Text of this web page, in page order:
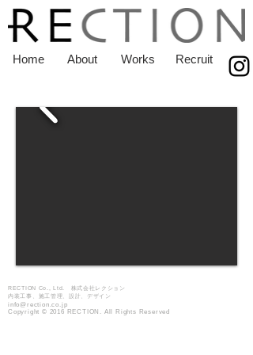
Home About Works Recruit
RECTION Co., Ltd. 株式会社レクション
内装工事、施工管理、設計、デザイン
info@rection.co.jp
Copyright © 2016 RECTION. All Rights Reserved